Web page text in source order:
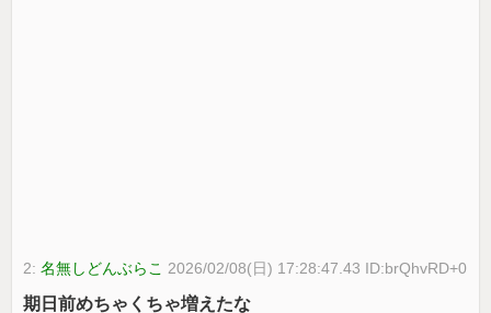
2:名無しどんぶらこ 2026/02/08(日) 17:28:47.43 ID:brQhvRD+0
期日前めちゃくちゃ増えたな